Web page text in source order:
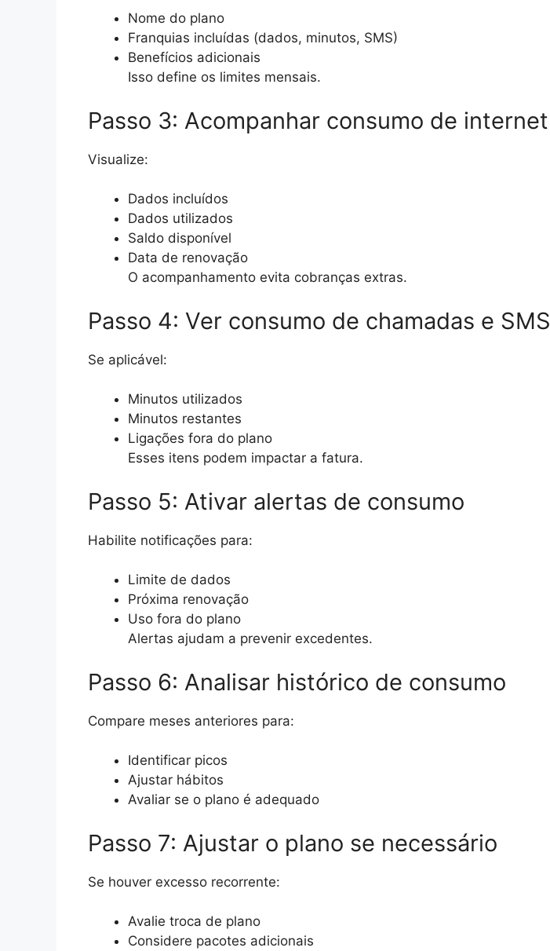
Nome do plano
Franquias incluídas (dados, minutos, SMS)
Benefícios adicionais
Isso define os limites mensais.
Passo 3: Acompanhar consumo de internet
Visualize:
Dados incluídos
Dados utilizados
Saldo disponível
Data de renovação
O acompanhamento evita cobranças extras.
Passo 4: Ver consumo de chamadas e SMS
Se aplicável:
Minutos utilizados
Minutos restantes
Ligações fora do plano
Esses itens podem impactar a fatura.
Passo 5: Ativar alertas de consumo
Habilite notificações para:
Limite de dados
Próxima renovação
Uso fora do plano
Alertas ajudam a prevenir excedentes.
Passo 6: Analisar histórico de consumo
Compare meses anteriores para:
Identificar picos
Ajustar hábitos
Avaliar se o plano é adequado
Passo 7: Ajustar o plano se necessário
Se houver excesso recorrente:
Avalie troca de plano
Considere pacotes adicionais